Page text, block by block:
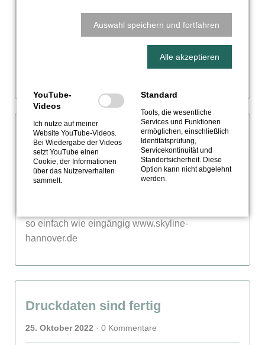
pünktlich zu Nikolaus den Weg in den Webshop
12.11.
Homepage ist fertig
12. November 2022· 0 Kommentare
so einfach wie eingängig www.skyline-
hannover.de
Druckdaten sind fertig
25. Oktober 2022 · 0 Kommentare
Auswahl speichern und fortfahren
Alle akzeptieren
YouTube-
Videos
Ich nutze auf meiner
Website YouTube-Videos.
Bei Wieder­gabe der Videos
setzt YouTube einen
Cookie, der Informa­tionen
über das Nutzer­verhalten
sammelt.
Standard
Tools, die wesentliche
Services und Funktionen
ermöglichen, einschließlich
Identitätsprüfung,
Servicekontinuität und
Standortsicherheit. Diese
Option kann nicht abgelehnt
werden.